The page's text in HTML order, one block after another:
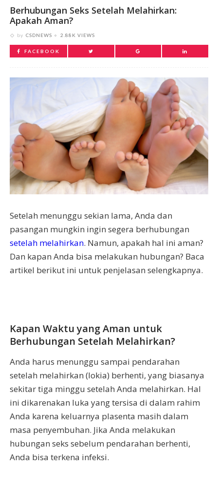
Berhubungan Seks Setelah Melahirkan:
Apakah Aman?
by CSDNEWS 2.88K VIEWS
FACEBOOK
Setelah menunggu sekian lama, Anda dan
pasangan mungkin ingin segera berhubungan
setelah melahirkan. Namun, apakah hal ini aman?
Dan kapan Anda bisa melakukan hubungan? Baca
artikel berikut ini untuk penjelasan selengkapnya.
Kapan Waktu yang Aman untuk
Berhubungan Setelah Melahirkan?
Anda harus menunggu sampai pendarahan
setelah melahirkan (lokia) berhenti, yang biasanya
sekitar tiga minggu setelah Anda melahirkan. Hal
ini dikarenakan luka yang tersisa di dalam rahim
Anda karena keluarnya plasenta masih dalam
masa penyembuhan. Jika Anda melakukan
hubungan seks sebelum pendarahan berhenti,
Anda bisa terkena infeksi.